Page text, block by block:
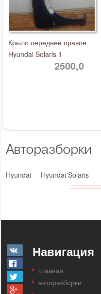
Авторазборки
Hyundai Hyundai Solaris
Крыло переднее правое
Hyundai Solaris 1
2500,0
Навигация
главная
авторазборки